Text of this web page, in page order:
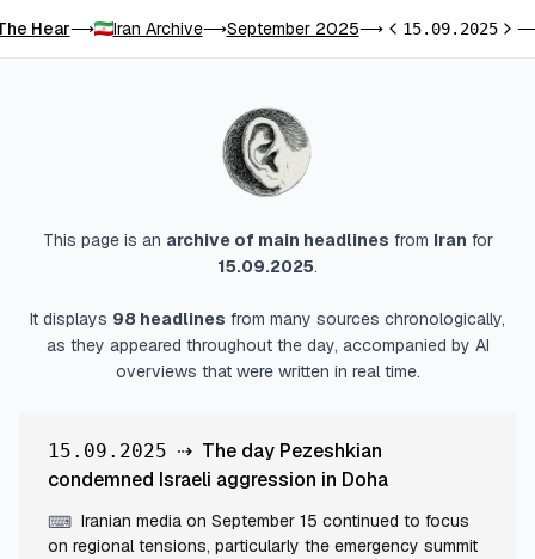
Hear⟶ Iran Archive⟶September 2025⟶Previous day
15.09.2025Next
This page is an archive of main headlines from Iran for
15.09.2025.
It displays 98 headlines from many sources chronologically,
as they appeared throughout the day, accompanied by AI
overviews that were written in real time.
15.09.2025 ⇢ The day Pezeshkian
condemned Israeli aggression in Doha
⌨ Iranian media on September 15 continued to focus
on regional tensions, particularly the emergency summit